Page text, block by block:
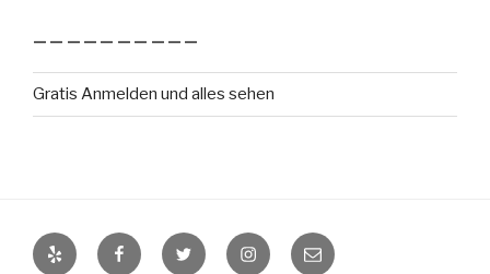
——————————
Gratis Anmelden und alles sehen
Yelp FacebookTwitter Instagram
E-